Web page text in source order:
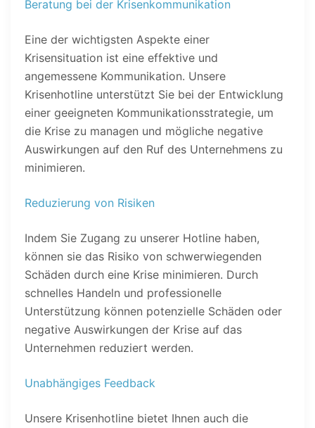
Beratung bei der Krisenkommunikation
Eine der wichtigsten Aspekte einer
Krisensituation ist eine effektive und
angemessene Kommunikation. Unsere
Krisenhotline unterstützt Sie bei der Entwicklung
einer geeigneten Kommunikationsstrategie, um
die Krise zu managen und mögliche negative
Auswirkungen auf den Ruf des Unternehmens zu
minimieren.
Reduzierung von Risiken
Indem Sie Zugang zu unserer Hotline haben,
können sie das Risiko von schwerwiegenden
Schäden durch eine Krise minimieren. Durch
schnelles Handeln und professionelle
Unterstützung können potenzielle Schäden oder
negative Auswirkungen der Krise auf das
Unternehmen reduziert werden.
Unabhängiges Feedback
Unsere Krisenhotline bietet Ihnen auch die